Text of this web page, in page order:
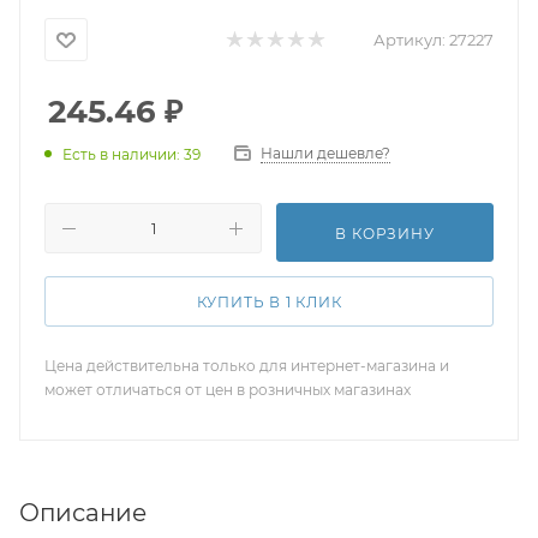
Артикул: 27227
245.46 ₽
Есть в наличии: 39 Нашли дешевле?
В КОРЗИНУ
КУПИТЬ В 1 КЛИК
Цена действительна только для интернет-магазина и
может отличаться от цен в розничных магазинах
Описание